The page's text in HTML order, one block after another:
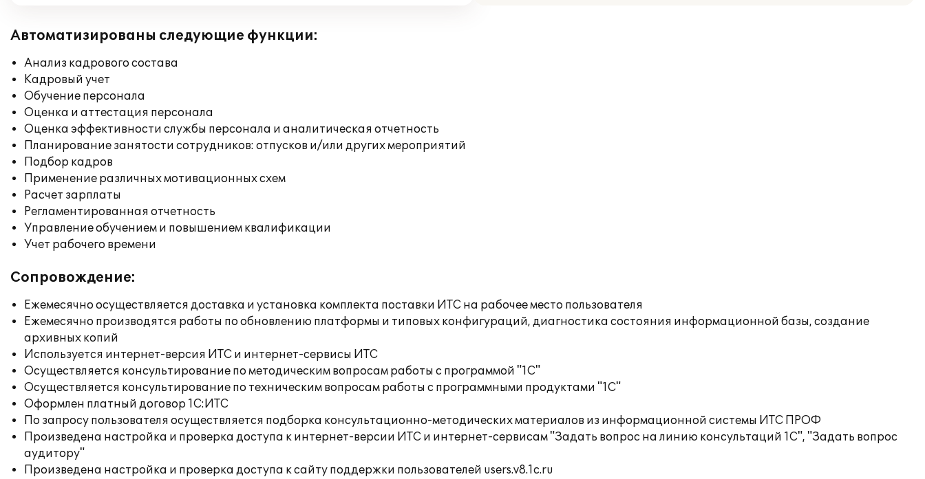
Автоматизированы следующие функции:
Анализ кадрового состава
Кадровый учет
Обучение персонала
Оценка и аттестация персонала
Оценка эффективности службы персонала и аналитическая отчетность
Планирование занятости сотрудников: отпусков и/или других мероприятий
Подбор кадров
Применение различных мотивационных схем
Расчет зарплаты
Регламентированная отчетность
Управление обучением и повышением квалификации
Учет рабочего времени
Сопровождение:
Ежемесячно осуществляется доставка и установка комплекта поставки ИТС на рабочее место пользователя
Ежемесячно производятся работы по обновлению платформы и типовых конфигураций, диагностика состояния информационной базы, создание
архивных копий
Используется интернет-версия ИТС и интернет-сервисы ИТС
Осуществляется консультирование по методическим вопросам работы с программой "1С"
Осуществляется консультирование по техническим вопросам работы с программными продуктами "1С"
Оформлен платный договор 1С:ИТС
По запросу пользователя осуществляется подборка консультационно-методических материалов из информационной системы ИТС ПРОФ
Произведена настройка и проверка доступа к интернет-версии ИТС и интернет-сервисам "Задать вопрос на линию консультаций 1С", "Задать вопрос
аудитору"
Произведена настройка и проверка доступа к сайту поддержки пользователей users.v8.1c.ru